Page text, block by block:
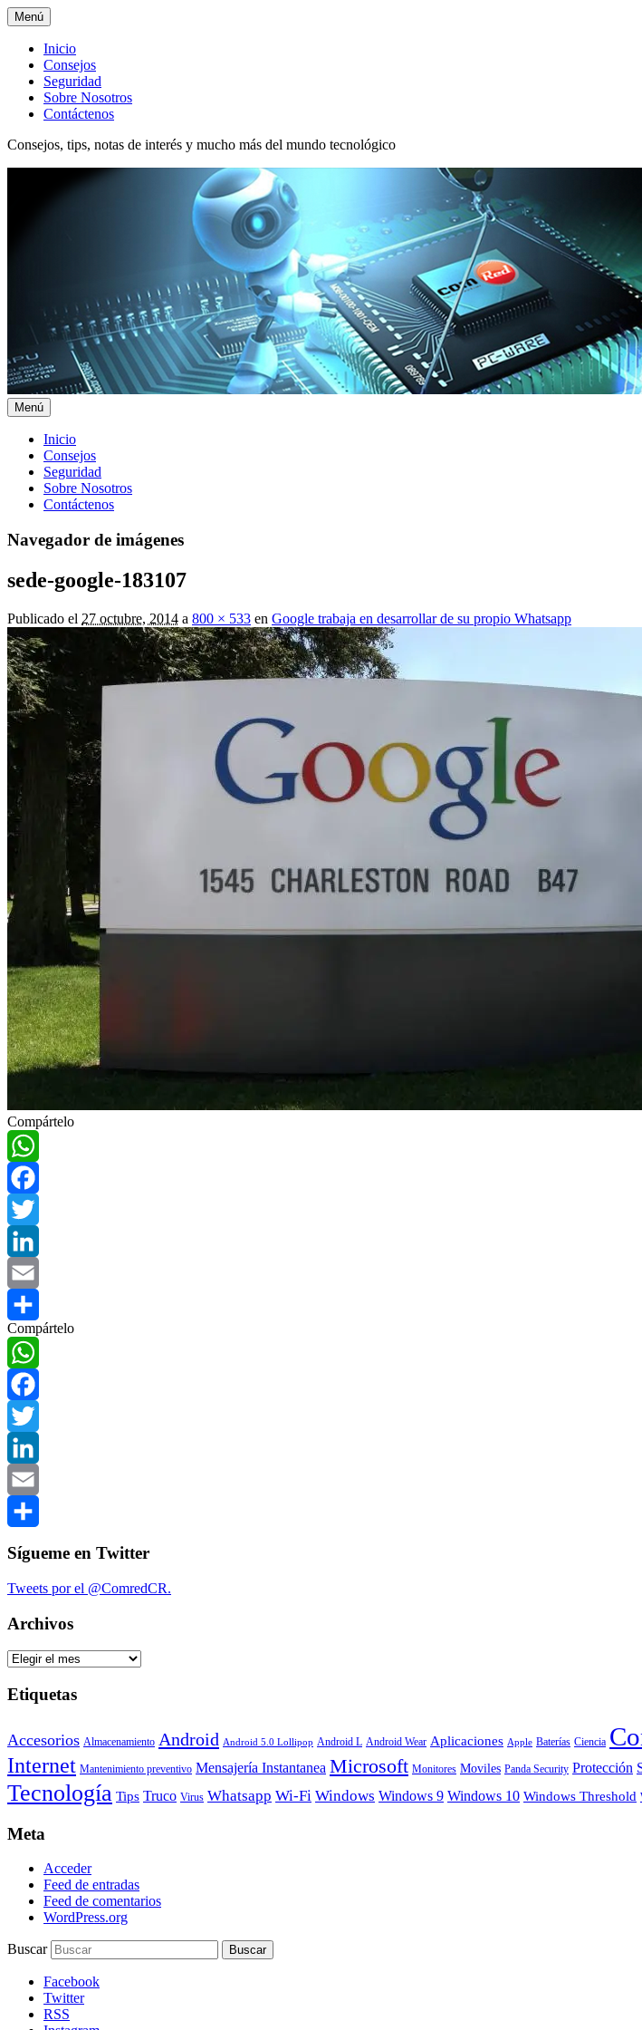
Menú
Menú
superior
Inicio
Consejos
Seguridad
Sobre Nosotros
Contáctenos
Consejos, tips, notas de interés y mucho más del mundo tecnológico
Menú
Menú
principal
Inicio
Consejos
Seguridad
Sobre Nosotros
Contáctenos
Navegador de imágenes
sede-google-183107
Publicado el 27 octubre, 2014 a 800 × 533 en Google trabaja en desarrollar de su propio Whatsapp
Compártelo
WhatsApp
Facebook
Twitter
LinkedIn
Email
Compartir
Compártelo
WhatsApp
Facebook
Twitter
LinkedIn
Email
Compartir
Sígueme en Twitter
Tweets por el @ComredCR.
Archivos
Archivos
Etiquetas
Accesorios Almacenamiento Android Android 5.0 Lollipop Android L Android Wear Aplicaciones Apple Baterías Ciencia
Internet Mantenimiento preventivo Mensajería Instantanea Microsoft Monitores Moviles Panda Security Protección
Tecnología Tips Truco Virus Whatsapp Wi-Fi Windows Windows 9 Windows 10 Windows Threshold
Meta
Acceder
Feed de entradas
Feed de comentarios
WordPress.org
Buscar
Facebook
Twitter
RSS